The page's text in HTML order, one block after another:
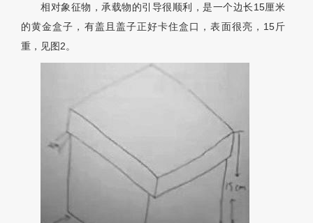
相对象征物，承载物的引导很顺利，是一个边长15厘米
的黄金盒子，有盖且盖子正好卡住盒口，表面很亮，15斤
重，见图2。